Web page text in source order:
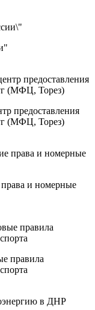
предоставления
(МФЦ, Торез)
и номерные
правила